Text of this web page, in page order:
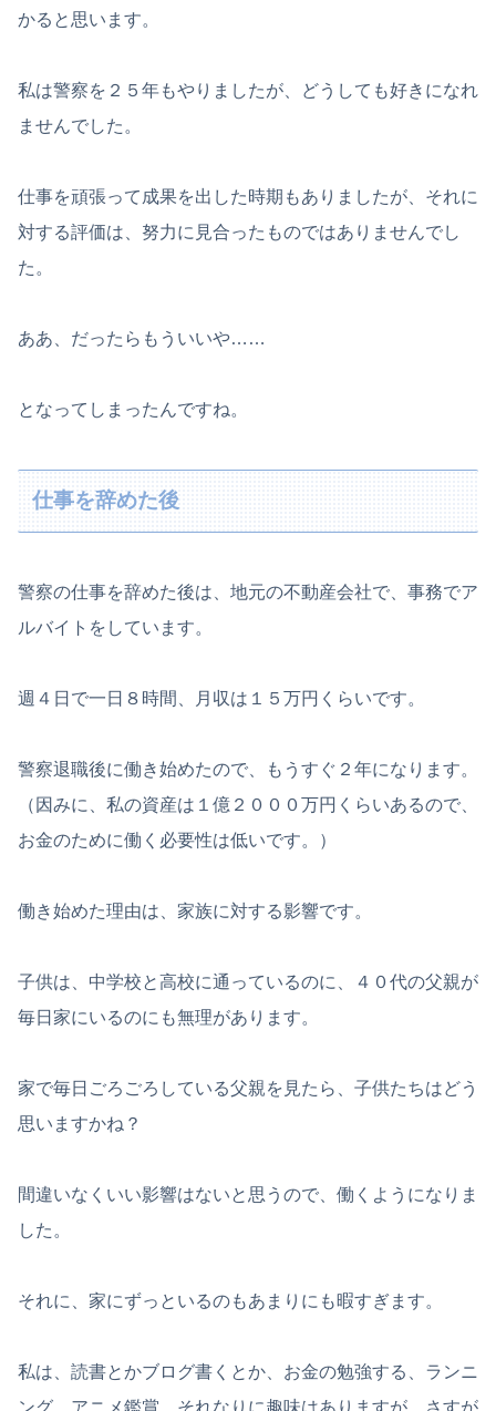
かると思います。
私は警察を２５年もやりましたが、どうしても好きになれ
ませんでした。
仕事を頑張って成果を出した時期もありましたが、それに
対する評価は、努力に見合ったものではありませんでし
た。
ああ、だったらもういいや……
となってしまったんですね。
仕事を辞めた後
警察の仕事を辞めた後は、地元の不動産会社で、事務でア
ルバイトをしています。
週４日で一日８時間、月収は１５万円くらいです。
警察退職後に働き始めたので、もうすぐ２年になります。
（因みに、私の資産は１億２０００万円くらいあるので、
お金のために働く必要性は低いです。）
働き始めた理由は、家族に対する影響です。
子供は、中学校と高校に通っているのに、４０代の父親が
毎日家にいるのにも無理があります。
家で毎日ごろごろしている父親を見たら、子供たちはどう
思いますかね？
間違いなくいい影響はないと思うので、働くようになりま
した。
それに、家にずっといるのもあまりにも暇すぎます。
私は、読書とかブログ書くとか、お金の勉強する、ランニ